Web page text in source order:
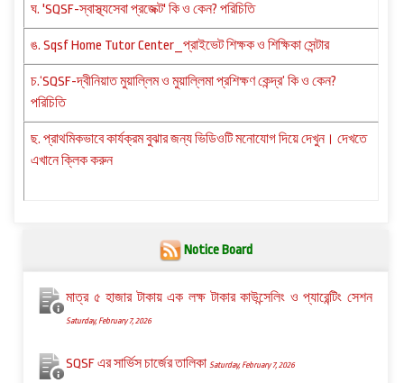
ঘ. 'SQSF-স্বাস্থ্যসেবা প্রজেক্ট' কি ও কেন? পরিচিতি
ঙ. Sqsf Home Tutor Center_প্রাইভেট শিক্ষক ও শিক্ষিকা সেন্টার
চ.‘SQSF-দ্বীনিয়াত মুয়াল্লিম ও মুয়াল্লিমা প্রশিক্ষণ কেন্দ্র’ কি ও কেন?
পরিচিতি
ছ. প্রাথমিকভাবে কার্যক্রম বুঝার জন্য ভিডিওটি মনোযোগ দিয়ে দেখুন। দেখতে
এখানে ক্লিক করুন
Notice Board
মাত্র ৫ হাজার টাকায় এক লক্ষ টাকার কাউন্সেলিং ও প্যারেন্টিং সেশন
Saturday, February 7, 2026
SQSF এর সার্ভিস চার্জের তালিকা Saturday, February 7, 2026